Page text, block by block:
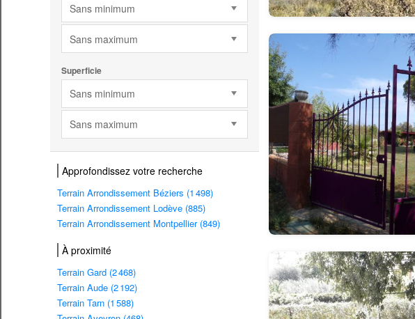
Sans minimum
Sans maximum
Superficie
Sans minimum
Sans maximum
Approfondissez votre recherche
Terrain Arrondissement Béziers (1 498)
Terrain Arrondissement Lodève (885)
Terrain Arrondissement Montpellier (849)
À proximité
Terrain Gard (2 468)
Terrain Aude (2 192)
Terrain Tarn (1 588)